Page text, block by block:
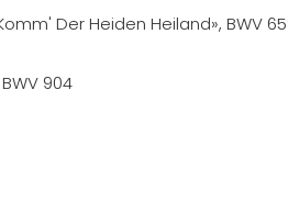
Der Heiden Heiland», BWV
904